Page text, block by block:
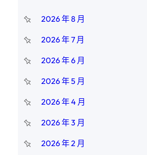
2026 年 8 月
2026 年 7 月
2026 年 6 月
2026 年 5 月
2026 年 4 月
2026 年 3 月
2026 年 2 月